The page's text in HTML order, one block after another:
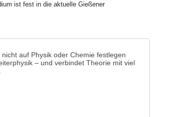
ist fest in die aktuelle Gießener
auf Physik oder Chemie festlegen
– und verbindet Theorie mit viel